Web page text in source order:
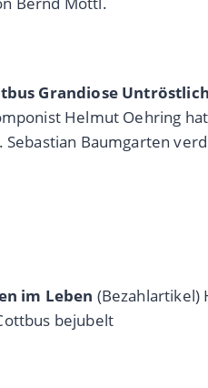
Grandiose
Helmut Oehring
Baumgarten
im Leben (Bezahlartikel)
bejubelt